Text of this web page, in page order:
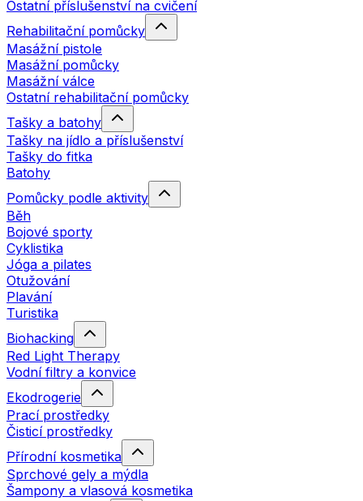
Ostatní příslušenství na cvičení
Rehabilitační pomůcky
Masážní pistole
Masážní pomůcky
Masážní válce
Ostatní rehabilitační pomůcky
Tašky a batohy
Tašky na jídlo a příslušenství
Tašky do fitka
Batohy
Pomůcky podle aktivity
Běh
Bojové sporty
Cyklistika
Jóga a pilates
Otužování
Plavání
Turistika
Biohacking
Red Light Therapy
Vodní filtry a konvice
Ekodrogerie
Prací prostředky
Čisticí prostředky
Přírodní kosmetika
Sprchové gely a mýdla
Šampony a vlasová kosmetika